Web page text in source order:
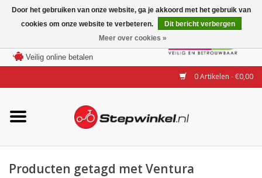
Veilig online betalen
0 Artikelen - €0,00
Merken
Modellen
Accessoires
Producten getagd met Ventura
Door het gebruiken van onze website, ga je akkoord met het gebruik van
cookies om onze website te verbeteren.
Dit bericht verbergen
Meer over cookies »